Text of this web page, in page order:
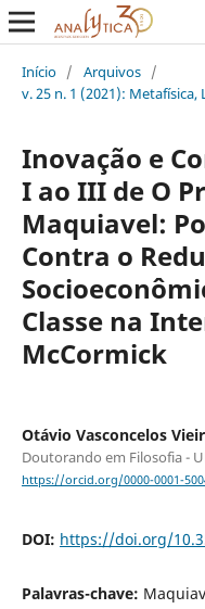
Início / Arquivos /
v. 25 n. 1 (2021): Metafísica,
Inovação e
I ao III de O
Maquiavel:
Contra o
Classe na
McCormick
Otávio Vasconcelos
Doutorando em Filosofia -
https://orcid.org/0000-0001-
DOI: https://doi.org/
Palavras-chave: